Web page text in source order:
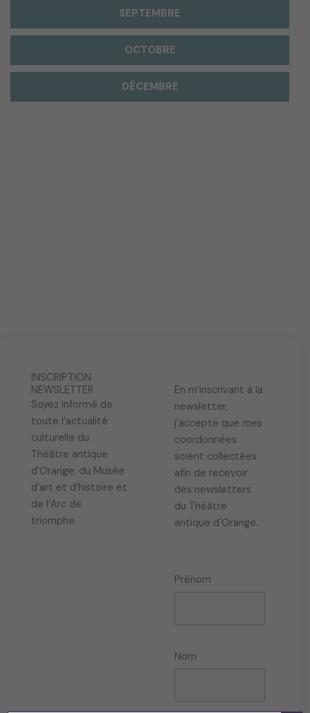
SEPTEMBRE
OCTOBRE
DÉCEMBRE
INSCRIPTION
NEWSLETTER
Soyez informé de
toute l’actualité
culturelle du
Théâtre antique
d’Orange, du Musée
d’art et d’histoire et
de l’Arc de
triomphe.
En m’inscrivant à la
newsletter,
j’accepte que mes
coordonnées
soient collectées
afin de recevoir
des newsletters
du Théâtre
antique d'Orange.
Prénom
Nom